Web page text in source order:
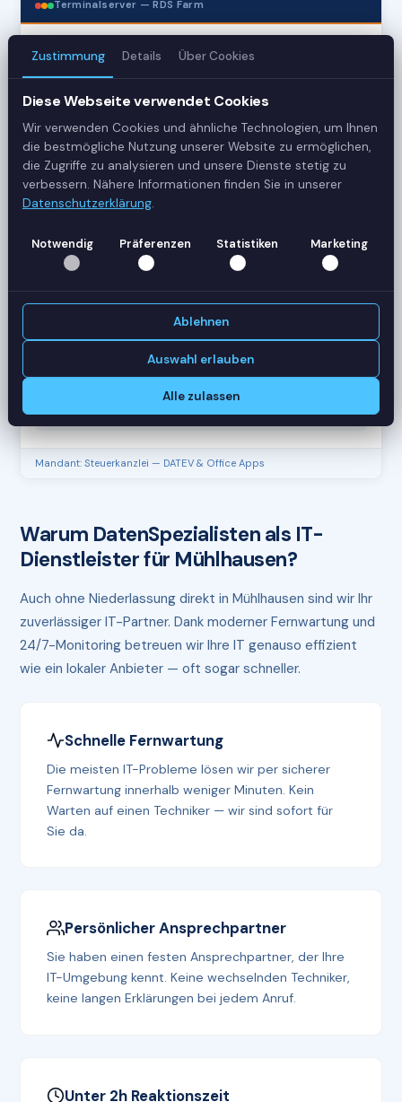
Terminalserver — RDS Farm
3
42
Sessions
SERVER-AUSLASTUNG
RDS-SRV01
18 Sessions
RAM
78%
RDS-SRV02
14 Sessions
RAM
61%
Mandant: Steuerkanzlei — DATEV & Office Apps
Warum DatenSpezialisten als IT-
Dienstleister für Mühlhausen?
Auch ohne Niederlassung direkt in Mühlhausen sind wir Ihr
zuverlässiger IT-Partner. Dank moderner Fernwartung und
24/7-Monitoring betreuen wir Ihre IT genauso effizient
wie ein lokaler Anbieter — oft sogar schneller.
Schnelle Fernwartung
Die meisten IT-Probleme lösen wir per sicherer
Fernwartung innerhalb weniger Minuten. Kein
Warten auf einen Techniker — wir sind sofort für
Sie da.
Persönlicher Ansprechpartner
Sie haben einen festen Ansprechpartner, der Ihre
IT-Umgebung kennt. Keine wechselnden Techniker,
keine langen Erklärungen bei jedem Anruf.
Unter 2h Reaktionszeit
Zustimmung Details Über Cookies
Diese Webseite verwendet Cookies
Wir verwenden Cookies und ähnliche Technologien, um Ihnen
die bestmögliche Nutzung unserer Website zu ermöglichen,
die Zugriffe zu analysieren und unsere Dienste stetig zu
verbessern. Nähere Informationen finden Sie in unserer
Datenschutzerklärung.
Notwendig Präferenzen Statistiken Marketing
Ablehnen
Auswahl erlauben
Alle zulassen